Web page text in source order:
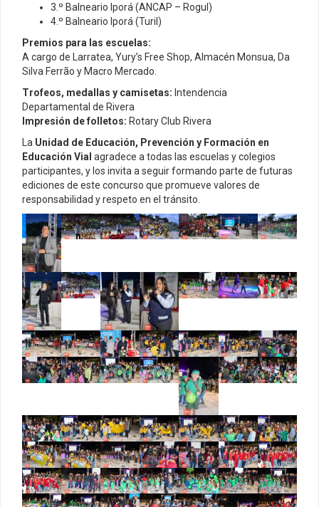
3.º Balneario Iporá (ANCAP – Rogul)
4.º Balneario Iporá (Turil)
Premios para las escuelas:
A cargo de Larratea, Yury’s Free Shop, Almacén Monsua, Da
Silva Ferrão y Macro Mercado.
Trofeos, medallas y camisetas: Intendencia
Departamental de Rivera
Impresión de folletos: Rotary Club Rivera
La Unidad de Educación, Prevención y Formación en
Educación Vial agradece a todas las escuelas y colegios
participantes, y los invita a seguir formando parte de futuras
ediciones de este concurso que promueve valores de
responsabilidad y respeto en el tránsito.